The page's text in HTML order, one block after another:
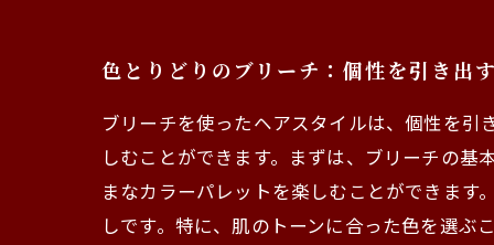
色とりどりのブリーチ：個性を引き出
ブリーチを使ったヘアスタイルは、個性を
しむことができます。まずは、ブリーチの
まなカラーパレットを楽しむことができま
しです。特に、肌のトーンに合った色を選